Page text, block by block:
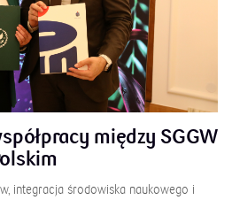
między SGGW
integracja środowiska naukowego i